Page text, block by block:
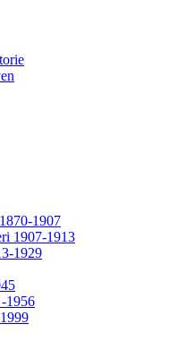
1907
1907-1913
1929
1956